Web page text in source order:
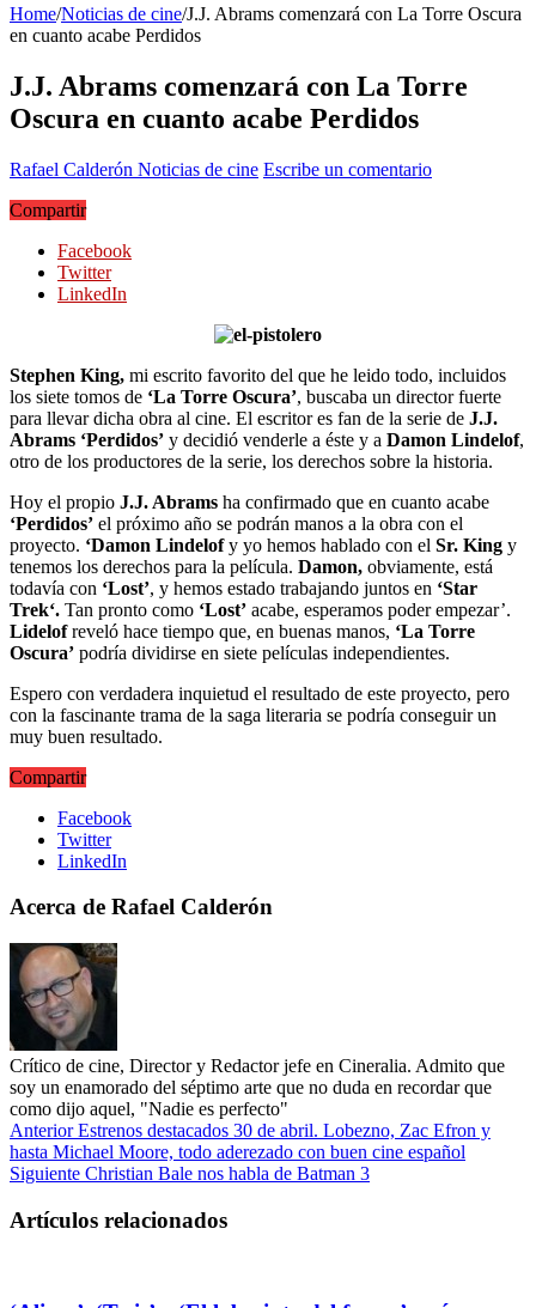
Home/Noticias de cine/J.J. Abrams comenzará con La Torre Oscura
en cuanto acabe Perdidos
J.J. Abrams comenzará con La Torre
Oscura en cuanto acabe Perdidos
Rafael Calderón Noticias de cine Escribe un comentario
Compartir
Facebook
Twitter
LinkedIn
Stephen King, mi escrito favorito del que he leido todo, incluidos
los siete tomos de ‘La Torre Oscura’, buscaba un director fuerte
para llevar dicha obra al cine. El escritor es fan de la serie de J.J.
Abrams ‘Perdidos’ y decidió venderle a éste y a Damon Lindelof,
otro de los productores de la serie, los derechos sobre la historia.
Hoy el propio J.J. Abrams ha confirmado que en cuanto acabe
‘Perdidos’ el próximo año se podrán manos a la obra con el
proyecto. ‘Damon Lindelofy yo hemos hablado con el Sr. King y
tenemos los derechos para la película. Damon, obviamente, está
todavía con ‘Lost’, y hemos estado trabajando juntos en ‘Star
Trek‘. Tan pronto como ‘Lost’ acabe, esperamos poder empezar’.
Lidelofreveló hace tiempo que, en buenas manos, ‘La Torre
Oscura’ podría dividirse en siete películas independientes.
Espero con verdadera inquietud el resultado de este proyecto, pero
con la fascinante trama de la saga literaria se podría conseguir un
muy buen resultado.
Compartir
Facebook
Twitter
LinkedIn
Acerca de Rafael Calderón
Crítico de cine, Director y Redactor jefe en Cineralia. Admito que
soy un enamorado del séptimo arte que no duda en recordar que
como dijo aquel, "Nadie es perfecto"
AnteriorEstrenos destacados 30 de abril. Lobezno, Zac Efron y
hasta Michael Moore, todo aderezado con buen cine español
Siguiente Christian Bale nos habla de Batman 3
Artículos relacionados